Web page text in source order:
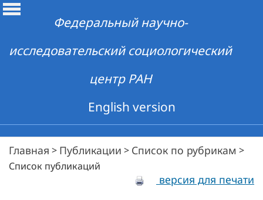
Федеральный научно-
исследовательский социологический
центр РАН
English version
Главная > Публикации > Список по рубрикам >
Список публикаций
версия для печати